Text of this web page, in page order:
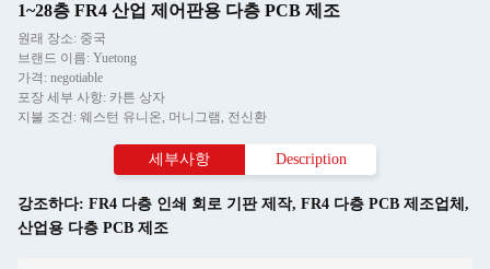
1~28층 FR4 산업 제어판용 다층 PCB 제조
원래 장소: 중국
브랜드 이름: Yuetong
가격: negotiable
포장 세부 사항: 카튼 상자
지불 조건: 웨스턴 유니온, 머니그램, 전신환
세부사항 Description
강조하다: FR4 다층 인쇄 회로 기판 제작, FR4 다층 PCB 제조업체 ,
산업용 다층 PCB 제조